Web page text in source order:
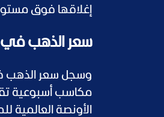
إغلاقها فوق مستوى 4,100
سعر الذهب في
الأونصة العالمية